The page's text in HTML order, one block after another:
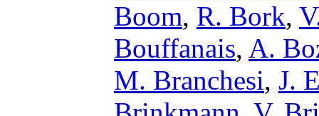
Boom, R. Bork,
Bouffanais, A.
M. Branchesi, J.